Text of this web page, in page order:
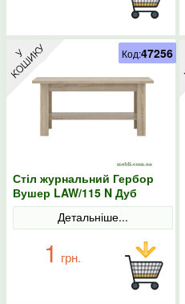
Стіл журнальний Гербор
Вушер LAW/115 N Дуб
сонома
Детальніше...
1 грн.
Код:47256